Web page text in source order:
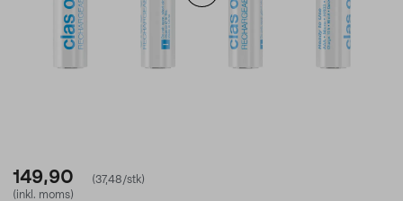
149,90
(37,48/stk)
(inkl. moms)